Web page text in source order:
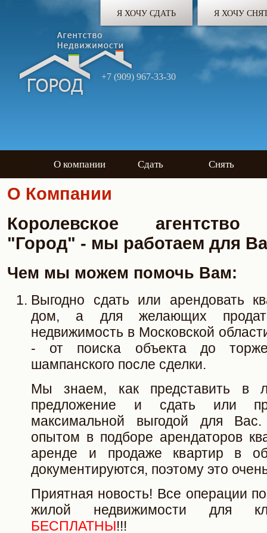
Я ХОЧУ СДАТЬ Я ХОЧУ
+7 (909) 967-33-30
О компании Сдать Снять
О Компании
Королевское агентство
"Город" - мы работаем для
Чем мы можем помочь Вам:
Выгодно сдать или арендовать
дом, а для желающих
недвижимость в Московской
- от поиска объекта до
шампанского после сделки.
Мы знаем, как представить в
предложение и сдать или
максимальной выгодой для
опытом в подборе арендаторов
аренде и продаже квартир в
документируются, поэтому это
Приятная новость! Все операции
жилой недвижимости для
БЕСПЛАТНЫ!!!